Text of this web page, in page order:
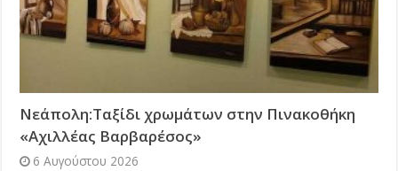
Νεάπολη:Ταξίδι χρωμάτων στην Πινακοθήκη
«Αχιλλέας Βαρβαρέσος»
6 Αυγούστου 2026